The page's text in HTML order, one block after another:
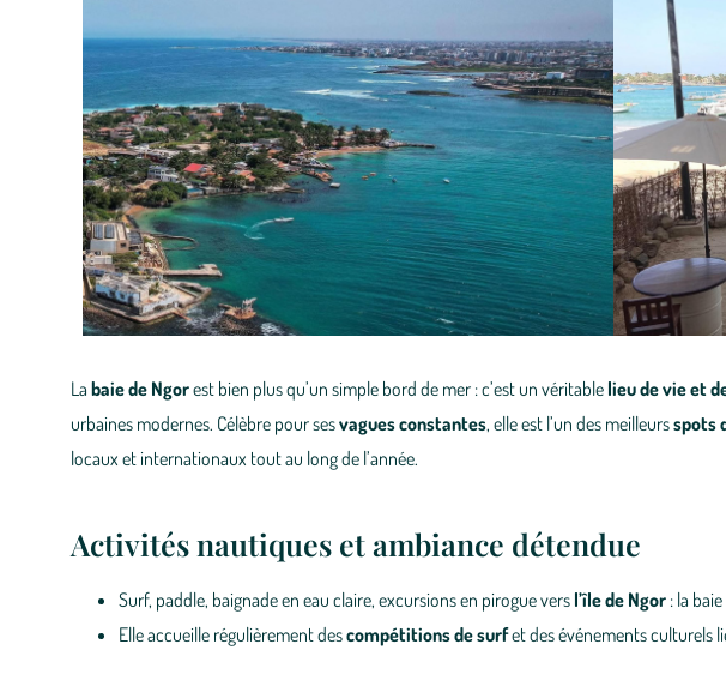
La baie de Ngorest bien plus qu’un simple bord de mer : c’est un véritable lieu de vie et
urbaines modernes. Célèbre pour sesvagues constantes, elle est l’un des meilleursspots
locaux et internationaux tout au long de l’année.
Activités nautiques et ambiance détendue
Surf, paddle, baignade en eau claire, excursions en pirogue vers l’île de Ngor: la baie
Elle accueille régulièrement descompétitions de surfet des événements culturels